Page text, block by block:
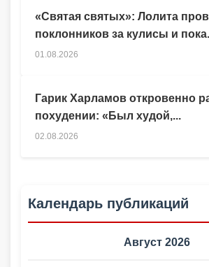
Гарик Харламов откровенно
похудении: «Был худой,...
02.08.2026
«Святая святых»: Лолита
поклонников за кулисы и
01.08.2026
Календарь публикаций
Август 2026